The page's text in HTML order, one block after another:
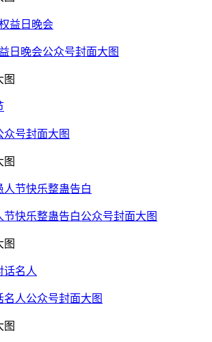
日晚会公众号封面大图
图
号封面大图
图
节快乐整蛊告白公众号封面大图
图
名人公众号封面大图
图